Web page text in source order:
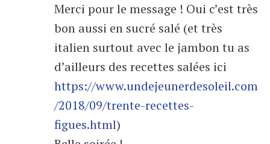
Merci pour le message ! Oui c’est très
bon aussi en sucré salé (et très
italien surtout avec le jambon tu as
d’ailleurs des recettes salées ici
https://www.undejeunerdesoleil.com
/2018/09/trente-recettes-
figues.html)